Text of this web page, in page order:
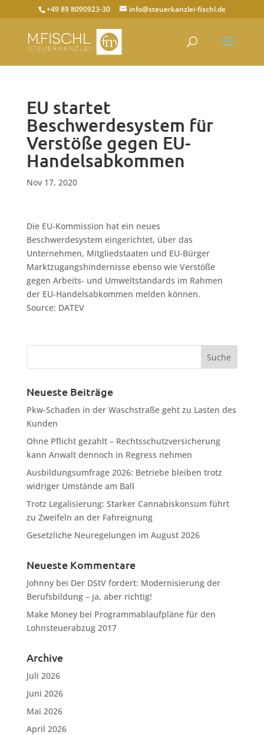
+49 89 8090923-30 info@steuerkanzlei-fischl.de
EU startet
Beschwerdesystem für
Verstöße gegen EU-
Handelsabkommen
Nov 17, 2020
Die EU-Kommission hat ein neues
Beschwerdesystem eingerichtet, über das
Unternehmen, Mitgliedstaaten und EU-Bürger
Marktzugangshindernisse ebenso wie Verstöße
gegen Arbeits- und Umweltstandards im Rahmen
der EU-Handelsabkommen melden können.
Source: DATEV
Neueste Beiträge
Pkw-Schaden in der Waschstraße geht zu Lasten des
Kunden
Ohne Pflicht gezahlt – Rechtsschutzversicherung
kann Anwalt dennoch in Regress nehmen
Ausbildungsumfrage 2026: Betriebe bleiben trotz
widriger Umstände am Ball
Trotz Legalisierung: Starker Cannabiskonsum führt
zu Zweifeln an der Fahreignung
Gesetzliche Neuregelungen im August 2026
Neueste Kommentare
Johnnybei Der DStV fordert: Modernisierung der
Berufsbildung – ja, aber richtig!
Make Moneybei Programmablaufpläne für den
Lohnsteuerabzug 2017
Archive
Juli 2026
Juni 2026
Mai 2026
April 2026